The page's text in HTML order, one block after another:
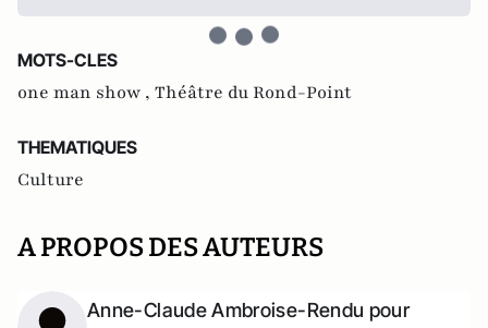
MOTS-CLES
one man show , Théâtre du Rond-Point
THEMATIQUES
Culture
A PROPOS DES AUTEURS
Anne-Claude Ambroise-Rendu pour